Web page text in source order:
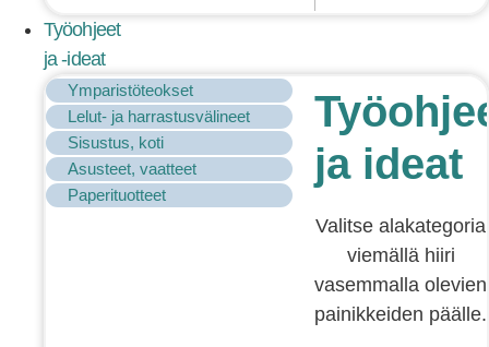
Työohjeet
ja -ideat
Ymparistöteokset
Lelut- ja harrastusvälineet
Sisustus, koti
Asusteet, vaatteet
Paperituotteet
ja ideat
Valitse alakategoria
viemällä hiiri
vasemmalla olevien
painikkeiden päälle.